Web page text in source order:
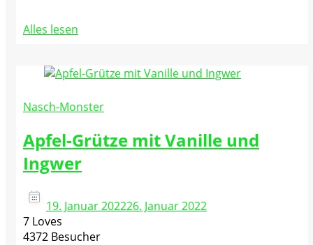
Alles lesen
Nasch-Monster
Apfel-Grütze mit Vanille und
Ingwer
19. Januar 202226. Januar 2022
7 Loves
4372 Besucher